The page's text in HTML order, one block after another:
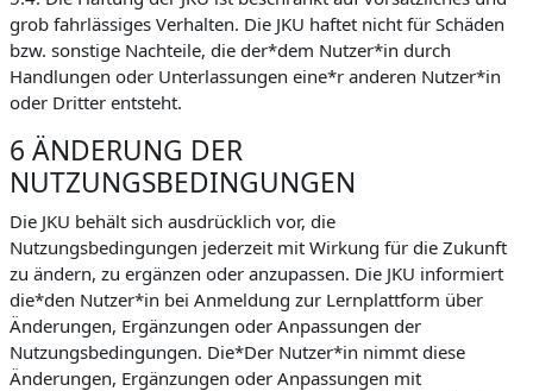
grob fahrlässiges Verhalten. Die JKU haftet nicht für Schäden
bzw. sonstige Nachteile, die der*dem Nutzer*in durch
Handlungen oder Unterlassungen eine*r anderen Nutzer*in
oder Dritter entsteht.
6 ÄNDERUNG DER
NUTZUNGSBEDINGUNGEN
Die JKU behält sich ausdrücklich vor, die
Nutzungsbedingungen jederzeit mit Wirkung für die Zukunft
zu ändern, zu ergänzen oder anzupassen. Die JKU informiert
die*den Nutzer*in bei Anmeldung zur Lernplattform über
Änderungen, Ergänzungen oder Anpassungen der
Nutzungsbedingungen. Die*Der Nutzer*in nimmt diese
Änderungen, Ergänzungen oder Anpassungen mit